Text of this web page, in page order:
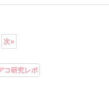
次»
コ研究レポ